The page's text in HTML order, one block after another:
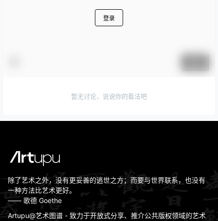
登录
暂无讨论，说说你的看法吧
除了艺术之外，没有更妥善的逃世之方；而要与世界联系，也没有
一种方法比艺术更好。
—— 歌德 Goethe
Artupu@艺术图谱 - 致力于开放式分享、推介公共版权领域的艺术